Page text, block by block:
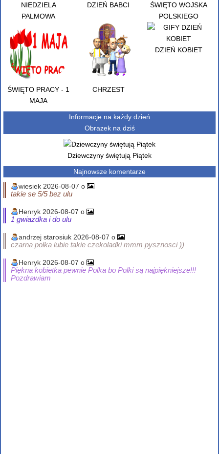
NIEDZIELA
PALMOWA
DZIEŃ BABCI
ŚWIĘTO WOJSKA
POLSKIEGO
ŚWIĘTO PRACY - 1
MAJA
CHRZEST
DZIEŃ KOBIET
Informacje na każdy dzień
Obrazek na dziś
Dziewczyny świętują Piątek
Najnowsze komentarze
wiesiek 2026-08-07 o
takie se 5/5 bez ulu
Henryk 2026-08-07 o
1 gwiazdka i do ulu
andrzej starosiuk 2026-08-07 o
czarna polka lubie takie czekoladki mmm pysznosci ))
Henryk 2026-08-07 o
Piękna kobietka pewnie Polka bo Polki są najpiękniejsze!!!
Pozdrawiam